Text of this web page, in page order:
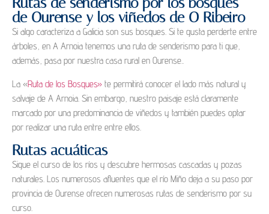
de Ourense y los viñedos de O Ribeiro
Si algo caracteriza a Galicia son sus bosques. Si te gusta perderte entre
árboles, en A Arnoia tenemos una ruta de senderismo para ti que,
además, pasa por nuestra casa rural en Ourense..
La «Ruta de los Bosques» te permitirá conocer el lado más natural y
salvaje de A Arnoia. Sin embargo, nuestro paisaje está claramente
marcado por una predominancia de viñedos y también puedes optar
por realizar una ruta entre entre ellos.
Rutas acuáticas
Sigue el curso de los ríos y descubre hermosas cascadas y pozas
naturales. Los numerosos afluentes que el río Miño deja a su paso por
provincia de Ourense ofrecen numerosas rutas de senderismo por su
curso.